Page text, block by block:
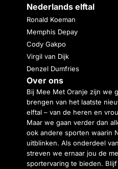
Nederlands elftal
Ronald Koeman
Memphis Depay
Cody Gakpo
Virgil van Dijk
Denzel Dumfries
Over ons
Bij Mee Met Oranje zijn we
brengen van het laatste
elftal – van de heren en
Maar we gaan verder dan
ook andere sporten waarin
uitblinken. Als onderdeel
streven we ernaar jou de
sportervaring te bieden.